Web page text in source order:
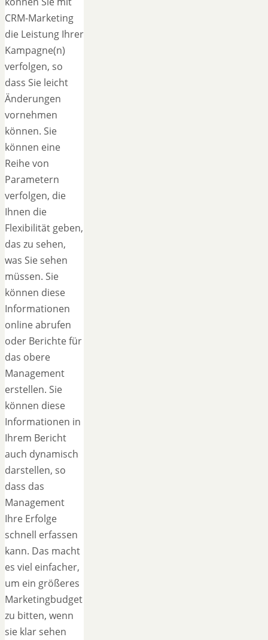
CRM-Marketing
die Leistung Ihrer
Kampagne(n)
verfolgen, so
dass Sie leicht
Änderungen
vornehmen
können. Sie
können eine
Reihe von
Parametern
verfolgen, die
Ihnen die
Flexibilität geben,
das zu sehen,
was Sie sehen
müssen. Sie
können diese
Informationen
online abrufen
oder Berichte für
das obere
Management
erstellen. Sie
können diese
Informationen in
Ihrem Bericht
auch dynamisch
darstellen, so
dass das
Management
Ihre Erfolge
schnell erfassen
kann. Das macht
es viel einfacher,
um ein größeres
Marketingbudget
zu bitten, wenn
sie klar sehen